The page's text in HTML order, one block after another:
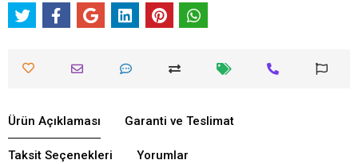
Ürün Açıklaması Garanti ve Teslimat
Taksit Seçenekleri Yorumlar